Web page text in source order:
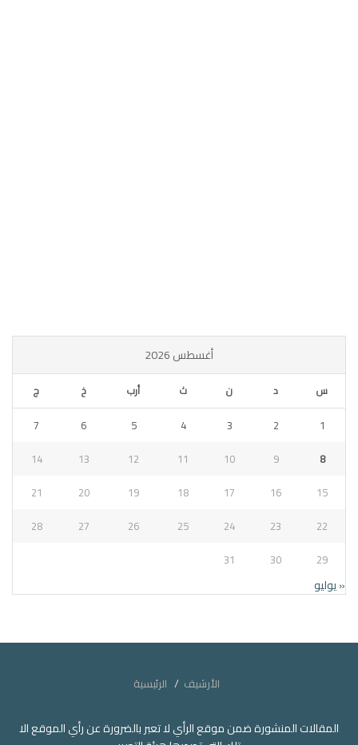
أغسطس 2026
س د ن ث أرب خ ج
1
2
3
4
5
6
7
8
9
10
11
12
13
14
15
16
17
18
19
20
21
22
23
24
25
26
27
28
29
30
31
« يوليو
الأرشيف الرئيسية
المقالات المنشورة ضمن موقع الرأي لا تعبر بالضرورة عن رأي الموقع الا